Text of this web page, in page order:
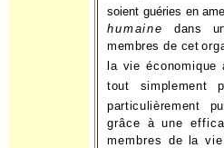
soient guéries en
humaine
dans
membres de cet
la vie économique
tout simplement
particulièrement
grâce à une
membres de la vie